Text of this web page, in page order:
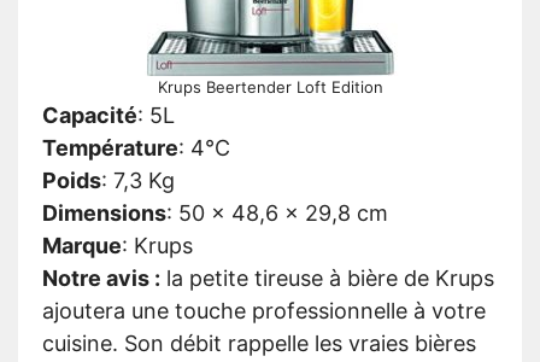
Krups Beertender Loft Edition
Capacité: 5L
Température: 4°C
Poids: 7,3 Kg
Dimensions: 50 x 48,6 x 29,8 cm
Marque: Krups
Notre avis : la petite tireuse à bière de Krups
ajoutera une touche professionnelle à votre
cuisine. Son débit rappelle les vraies bières